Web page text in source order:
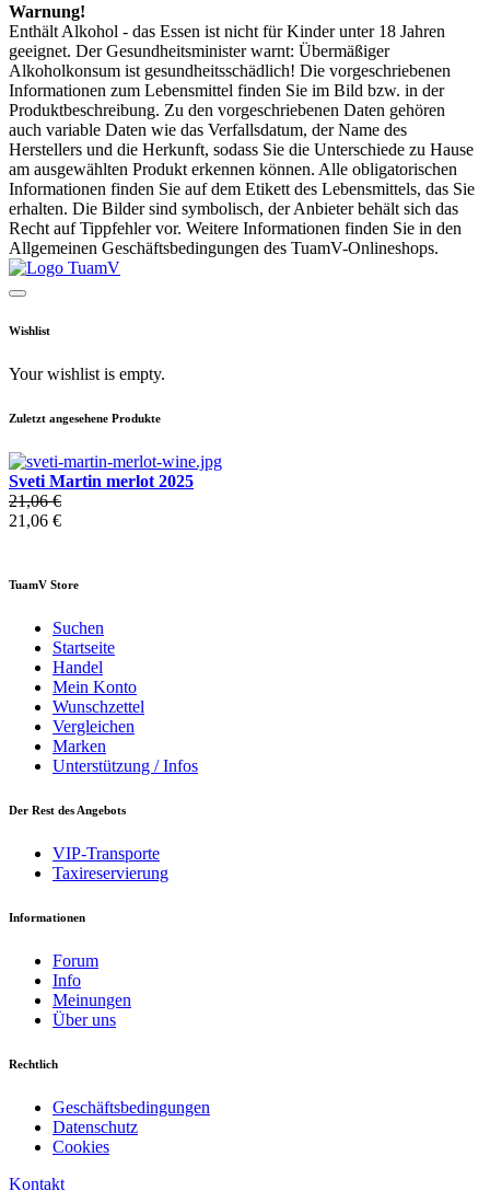
Warnung!
Enthält Alkohol - das Essen ist nicht für Kinder unter 18 Jahren
geeignet. Der Gesundheitsminister warnt: Übermäßiger
Alkoholkonsum ist gesundheitsschädlich! Die vorgeschriebenen
Informationen zum Lebensmittel finden Sie im Bild bzw. in der
Produktbeschreibung. Zu den vorgeschriebenen Daten gehören
auch variable Daten wie das Verfallsdatum, der Name des
Herstellers und die Herkunft, sodass Sie die Unterschiede zu Hause
am ausgewählten Produkt erkennen können. Alle obligatorischen
Informationen finden Sie auf dem Etikett des Lebensmittels, das Sie
erhalten. Die Bilder sind symbolisch, der Anbieter behält sich das
Recht auf Tippfehler vor. Weitere Informationen finden Sie in den
Allgemeinen Geschäftsbedingungen des TuamV-Onlineshops.
Wishlist
Your wishlist is empty.
Zuletzt angesehene Produkte
Sveti Martin merlot 2025
21,06 €
21,06 €
TuamV Store
Suchen
Startseite
Handel
Mein Konto
Wunschzettel
Vergleichen
Marken
Unterstützung / Infos
Der Rest des Angebots
VIP-Transporte
Taxireservierung
Informationen
Forum
Info
Meinungen
Über uns
Rechtlich
Geschäftsbedingungen
Datenschutz
Cookies
Kontakt